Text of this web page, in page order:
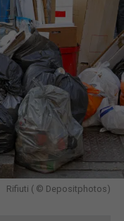
Rifiuti ( © Depositphotos)